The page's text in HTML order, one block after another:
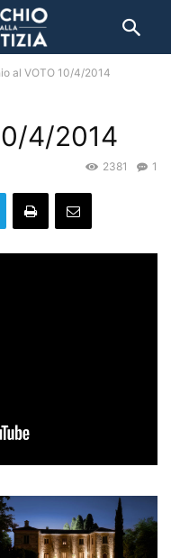
al VOTO 10/4/2014
4/2014
1
2381